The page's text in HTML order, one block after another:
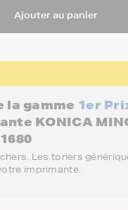
Ajouter au panier
la gamme 1er
KONICA
Les toners
imprimante.